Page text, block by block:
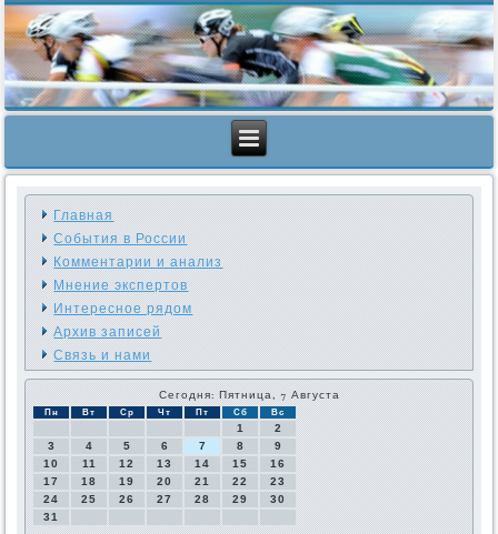
Главная
События в России
Комментарии и анализ
Мнение экспертов
Интересное рядом
Архив записей
Связь и нами
Сегодня: Пятница, 7 Августа
Пн Вт Ср Чт Пт Сб Вс
1
2
3
4 5 6 7 8
9
10
11 12 13 14 15
16
17
18 19 20 21 22
23
24
25 26 27 28 29
30
31